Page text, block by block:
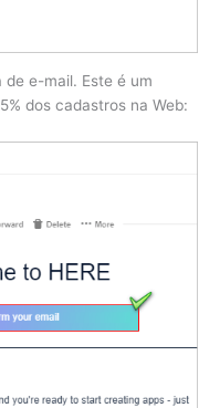
e-mail. Este é um
dos cadastros na Web: